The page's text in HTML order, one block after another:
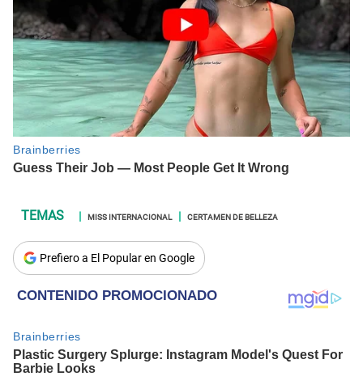
MISS INTERNACIONAL CERTAMEN DE BELLEZA
Prefiero a El Popular en Google